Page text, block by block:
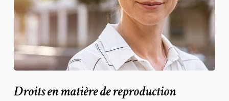
Droits en matière de reproduction